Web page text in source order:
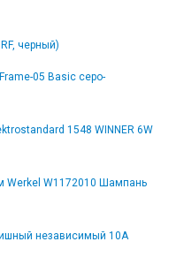
черный)
05 Basiс серо-
1548 WINNER 6W
Werkel W1172010 Шампань
независимый 10А